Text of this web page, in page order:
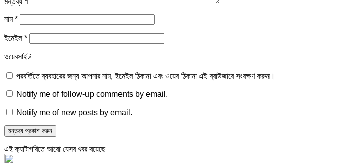
নাম*
ইমেইল*
ওয়েবসাইট
পরবর্তিতে ব্যবহারের জন্য আপনার নাম, ইমেইল ঠিকানা এবং ওয়েব ঠিকানা এই ব্রাউজারে সংরক্ষণ করুন।
Notify me of follow-up comments by email.
Notify me of new posts by email.
এই ক্যাটাগরিতে আরো যেসব খবর রয়েছে